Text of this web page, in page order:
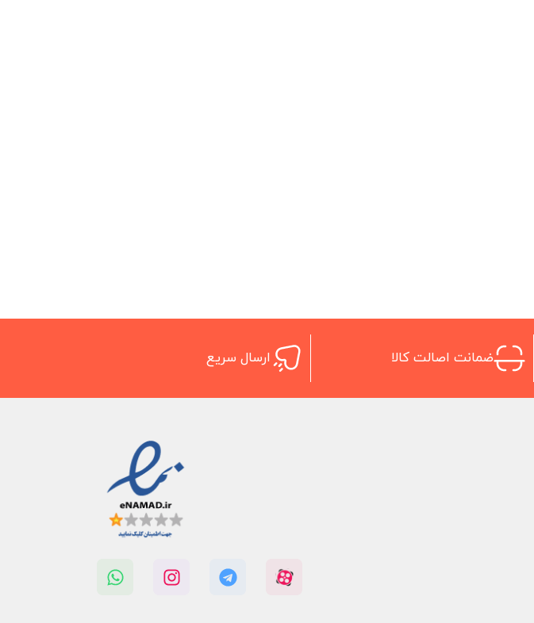
ضمانت اصالت کالا ارسال سریع